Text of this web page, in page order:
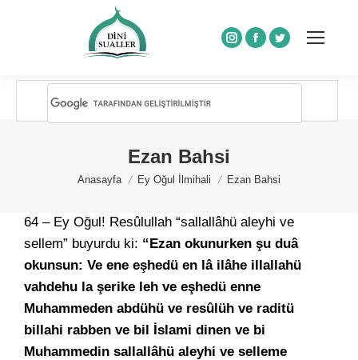
Instagram
Facebook
Twitter
Ezan Bahsi
You are here:
Anasayfa Ey Oğul İlmihali Ezan Bahsi
64 – Ey Oğul! Resûlullah “sallallâhü aleyhi ve
sellem” buyurdu ki: “Ezan okunurken şu duâ
okunsun: Ve ene eşhedü en lâ ilâhe illallahü
vahdehu la şerike leh ve eşhedü enne
Muhammeden abdühü ve resûlüh ve raditü
billahi rabben ve bil İslami dinen ve bi
Muhammedin sallallâhü aleyhi ve selleme